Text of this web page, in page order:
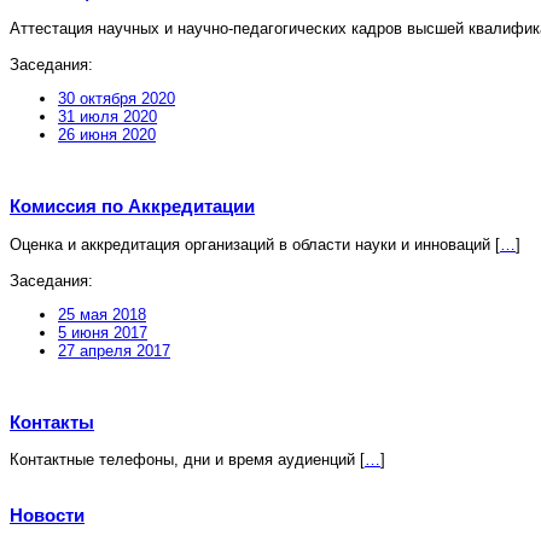
Аттестация научных и научно-педагогических кадров высшей
Заседания:
30 октября 2020
31 июля 2020
26 июня 2020
Комиссия по Аккредитации
Оценка и аккредитация организаций в области науки и инноваций [
]
Заседания:
25 мая 2018
5 июня 2017
27 апреля 2017
Контакты
Контактные телефоны, дни и время аудиенций [ ]
Новости